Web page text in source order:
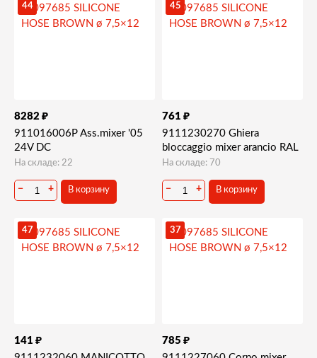
44
8282 ₽
911016006P Ass.mixer '05
24V DC
На складе: 22
− + В корзину
45
761 ₽
9111230270 Ghiera
bloccaggio mixer arancio RAL
На складе: 70
− + В корзину
47
141 ₽
37
785 ₽